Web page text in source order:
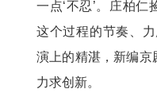
一点‘不忍’。庄柏
这个过程的节奏、
演上的精湛，新编京
力求创新。